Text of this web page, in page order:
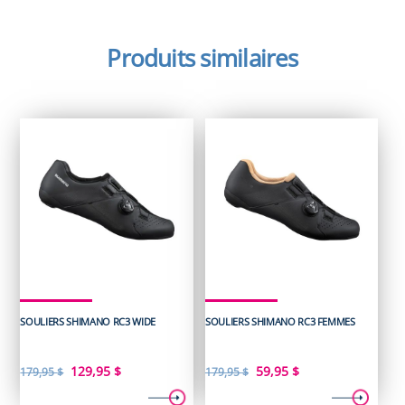
Produits similaires
SOULIERS SHIMANO RC3 WIDE
179,95$ Le
129,95$Le
SOULIERS SHIMANO RC3 FEMMES
179,95$ Le
59,95 $Le